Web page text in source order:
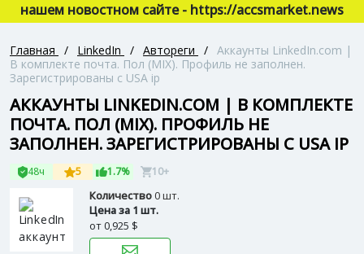
нашем новостном сайте - https://accsmarket.news
Главная / LinkedIn / Автореги / Аккаунты LinkedIn.com |
В комплекте почта. Пол (MIX). Профиль не заполнен.
Зарегистрированы с USA ip
АККАУНТЫ LINKEDIN.COM | В КОМПЛЕКТЕ
ПОЧТА. ПОЛ (MIX). ПРОФИЛЬ НЕ
ЗАПОЛНЕН. ЗАРЕГИСТРИРОВАНЫ С USA IP
48ч 5 1.7% 10+
Количество0 шт.
Цена за 1 шт.
от0,925 $